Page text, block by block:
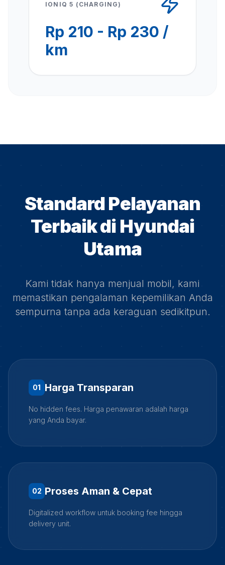
IONIQ 5 (CHARGING)
Rp 210 - Rp 230 /
km
Standard Pelayanan
Terbaik di Hyundai
Utama
Kami tidak hanya menjual mobil, kami
memastikan pengalaman kepemilikan Anda
sempurna tanpa ada keraguan sedikitpun.
01 Harga Transparan
No hidden fees. Harga penawaran adalah harga
yang Anda bayar.
02 Proses Aman & Cepat
Digitalized workflow untuk booking fee hingga
delivery unit.